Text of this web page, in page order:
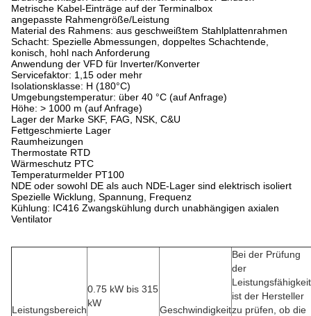
Metrische Kabel-Einträge auf der Terminalbox
angepasste Rahmengröße/Leistung
Material des Rahmens: aus geschweißtem Stahlplattenrahmen
Schacht: Spezielle Abmessungen, doppeltes Schachtende,
konisch, hohl nach Anforderung
Anwendung der VFD für Inverter/Konverter
Servicefaktor: 1,15 oder mehr
Isolationsklasse: H (180°C)
Umgebungstemperatur: über 40 °C (auf Anfrage)
Höhe: > 1000 m (auf Anfrage)
Lager der Marke SKF, FAG, NSK, C&U
Fettgeschmierte Lager
Raumheizungen
Thermostate RTD
Wärmeschutz PTC
Temperaturmelder PT100
NDE oder sowohl DE als auch NDE-Lager sind elektrisch isoliert
Spezielle Wicklung, Spannung, Frequenz
Kühlung: IC416 Zwangskühlung durch unabhängigen axialen
Ventilator
Leistungsbereich
0.75 kW bis 315
kW
Geschwindigkeit
Bei der Prüfung
der
Leistungsfähigkeit
ist der Hersteller
zu prüfen, ob die